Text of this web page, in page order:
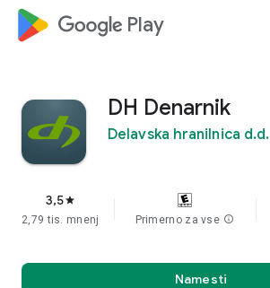
google_logo Play
DH Denarnik
Delavska hranilnica d.d.
3,5star
2,79 tis. mnenj Primerno za vse info
Namesti